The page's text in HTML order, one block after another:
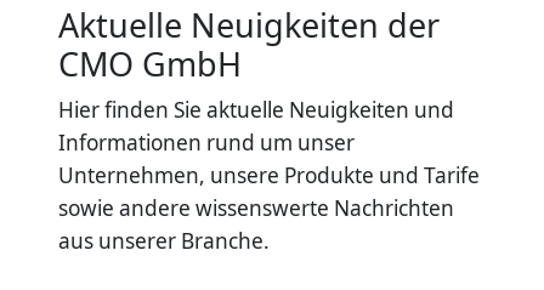
Aktuelle Neuigkeiten der
CMO GmbH
Hier finden Sie aktuelle Neuigkeiten und
Informationen rund um unser
Unternehmen, unsere Produkte und Tarife
sowie andere wissenswerte Nachrichten
aus unserer Branche.